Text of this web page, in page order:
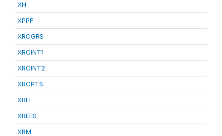
XH
XPPF
XRCGRS
XRCINT1
XRCINT2
XRCPTS
XREE
XREES
XRM